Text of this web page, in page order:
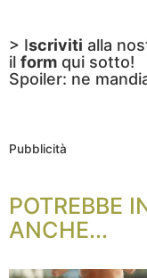
> Iscriviti alla
il form qui sotto!
Spoiler: ne
Pubblicità
POTREBBE
ANCHE...